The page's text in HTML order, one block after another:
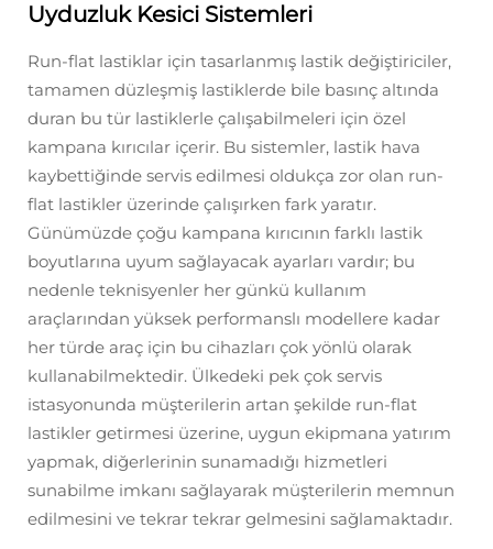
Uyduzluk Kesici Sistemleri
Run-flat lastiklar için tasarlanmış lastik değiştiriciler,
tamamen düzleşmiş lastiklerde bile basınç altında
duran bu tür lastiklerle çalışabilmeleri için özel
kampana kırıcılar içerir. Bu sistemler, lastik hava
kaybettiğinde servis edilmesi oldukça zor olan run-
flat lastikler üzerinde çalışırken fark yaratır.
Günümüzde çoğu kampana kırıcının farklı lastik
boyutlarına uyum sağlayacak ayarları vardır; bu
nedenle teknisyenler her günkü kullanım
araçlarından yüksek performanslı modellere kadar
her türde araç için bu cihazları çok yönlü olarak
kullanabilmektedir. Ülkedeki pek çok servis
istasyonunda müşterilerin artan şekilde run-flat
lastikler getirmesi üzerine, uygun ekipmana yatırım
yapmak, diğerlerinin sunamadığı hizmetleri
sunabilme imkanı sağlayarak müşterilerin memnun
edilmesini ve tekrar tekrar gelmesini sağlamaktadır.